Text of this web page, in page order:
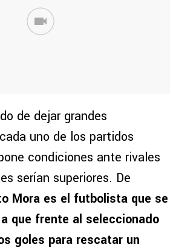
de dejar grandes
uno de los partidos
condiciones ante rivales
serían superiores. De
Mora es el futbolista que se
que frente al seleccionado
goles para rescatar un